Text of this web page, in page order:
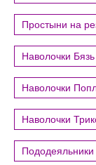
Простыни на
Наволочки Бязь
Наволочки
Наволочки
Пододеяльники